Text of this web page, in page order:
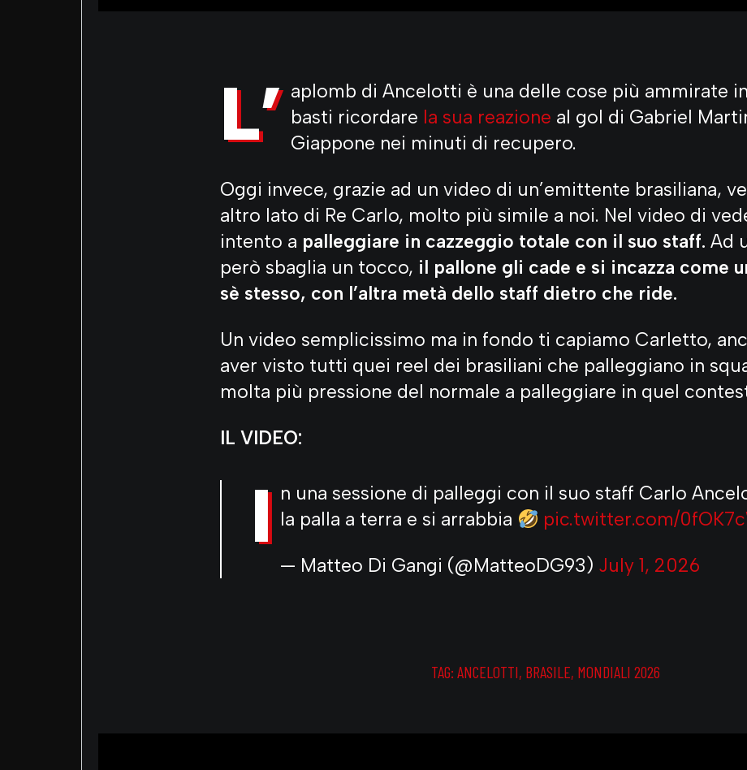
L’ aplomb di Ancelotti è una delle cose più ammirate
basti ricordare la sua reazione al gol di Gabriel
Giappone nei minuti di recupero.
Oggi invece, grazie ad un video di un’emittente brasiliana,
altro lato di Re Carlo, molto più simile a noi. Nel video di
intento a palleggiare in cazzeggio totale con il suo staff. Ad
però sbaglia un tocco, il pallone gli cade e si incazza come
sè stesso, con l’altra metà dello staff dietro che ride.
Un video semplicissimo ma in fondo ti capiamo Carletto,
aver visto tutti quei reel dei brasiliani che palleggiano in
molta più pressione del normale a palleggiare in quel
IL VIDEO:
I n una sessione di palleggi con il suo staff Carlo
la palla a terra e si arrabbia
pic.twitter.com/
— Matteo Di Gangi (@MatteoDG93) July 1, 2026
TAG: ANCELOTTI, BRASILE, MONDIALI 2026